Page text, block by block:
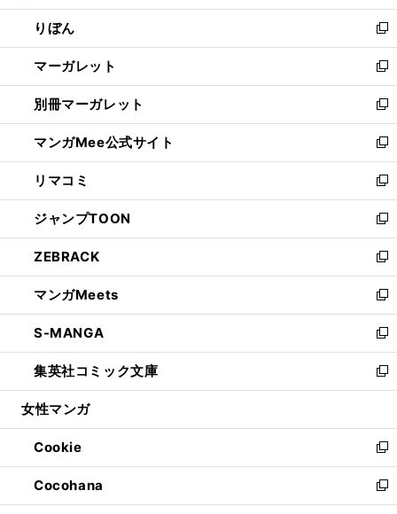
開
く
ウ
で
開
く
ン
ド
ウ
で
開
く
ウ
ィ
ン
ド
ウ
で
開
く
りぼん
新
し
い
ウ
ィ
ン
ド
ウ
で
開
く
マーガレット
新
し
い
ウ
ィ
ン
ド
ウ
で
開
く
別冊マーガレット
新
し
い
ウ
ィ
ン
ド
ウ
で
開
く
マンガMee公式サイト
新
し
い
ウ
ィ
ン
ド
ウ
で
開
く
リマコミ
新
し
い
ウ
ィ
ン
ド
ウ
で
開
く
ジャンプTOON
新
し
い
ウ
ィ
ン
ド
ウ
で
開
ZEBRACK
新
し
い
ウ
ィ
ン
ド
ウ
開
く
マンガMeets
新
し
い
ウ
ィ
ン
ウ
で
開
く
S-MANGA
新
し
い
ウ
ン
ド
ウ
で
開
集英社コミック文庫
新
し
ウ
ィ
ン
ド
ウ
女性マンガ
Cookie
新
し
い
ウ
Cocohana
新
し